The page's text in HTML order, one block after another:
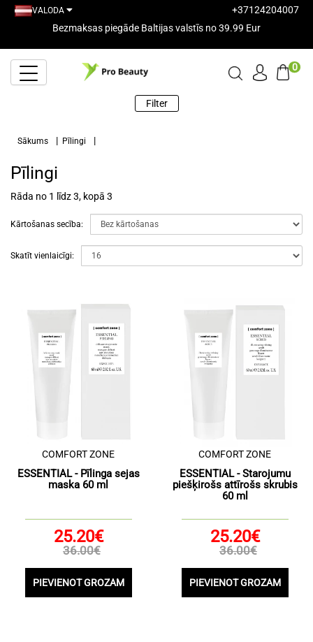
VALODA
+37124204007
Bezmaksas piegāde Baltijas valstīs no 39.99 Eur
0
Filter
Sākums Pīlingi
Pīlingi
Rāda no 1 līdz 3, kopā 3
Kārtošanas secība:
Skatīt vienlaicīgi:
COMFORT ZONE
ESSENTIAL - Pīlinga sejas
maska 60 ml
25.20€
36.00€
PIEVIENOT GROZAM
COMFORT ZONE
ESSENTIAL - Starojumu
piešķirošs attīrošs skrubis
60 ml
25.20€
36.00€
PIEVIENOT GROZAM